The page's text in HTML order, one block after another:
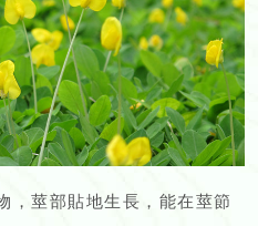
，莖部貼地生長，能在莖節